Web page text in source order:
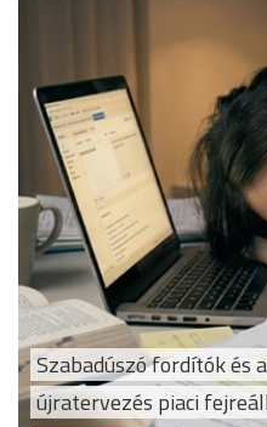
Szabadúszó fordítók és
újratervezés piaci